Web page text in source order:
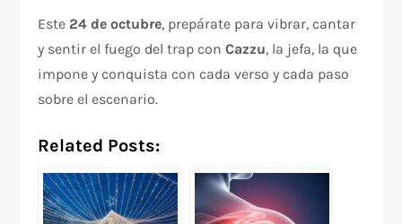
Este 24 de octubre, prepárate para vibrar, cantar
y sentir el fuego del trap conCazzu, la jefa, la que
impone y conquista con cada verso y cada paso
sobre el escenario.
Related Posts: